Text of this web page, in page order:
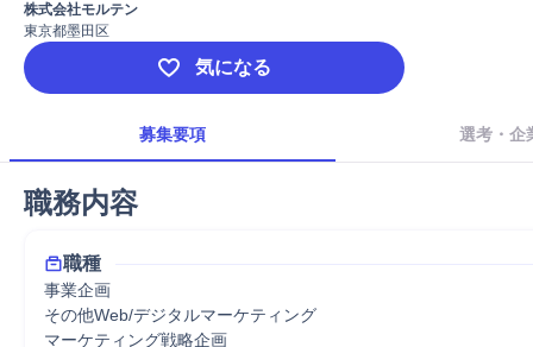
株式会社モルテン
東京都墨田区
気になる
募集要項 選考・企
職務内容
職種
事業企画
その他Web/デジタルマーケティング
マーケティング戦略企画